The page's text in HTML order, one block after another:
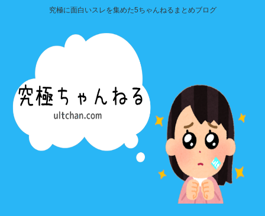
究極に面白いスレを集めた5ちゃんねるまとめブログ